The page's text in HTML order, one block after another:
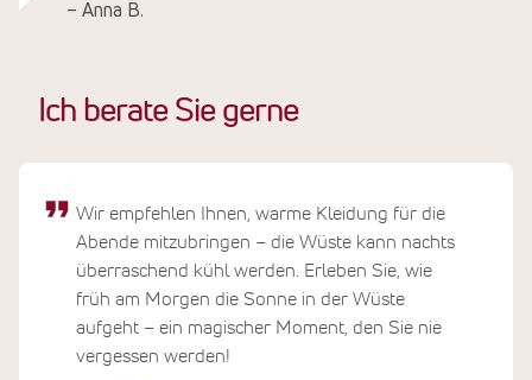
– Anna B.
Ich berate Sie gerne
Wir empfehlen Ihnen, warme Kleidung für die
Abende mitzubringen – die Wüste kann nachts
überraschend kühl werden. Erleben Sie, wie
früh am Morgen die Sonne in der Wüste
aufgeht – ein magischer Moment, den Sie nie
vergessen werden!